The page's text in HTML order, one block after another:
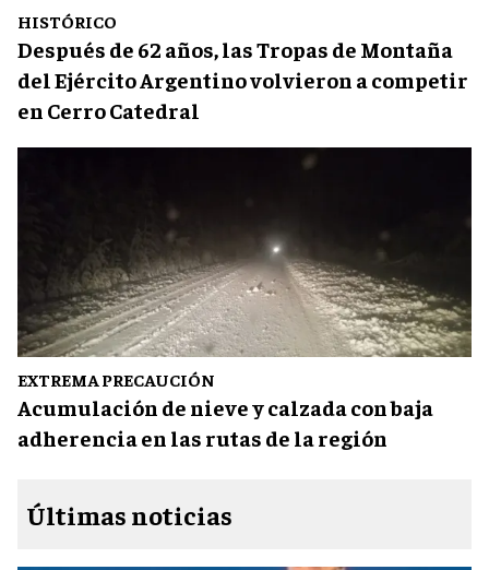
HISTÓRICO
Después de 62 años, las Tropas de Montaña
del Ejército Argentino volvieron a competir
en Cerro Catedral
EXTREMA PRECAUCIÓN
Acumulación de nieve y calzada con baja
adherencia en las rutas de la región
Últimas noticias